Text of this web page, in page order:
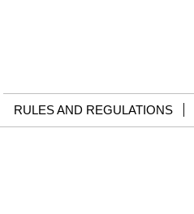
RULES AND REGULATIONS